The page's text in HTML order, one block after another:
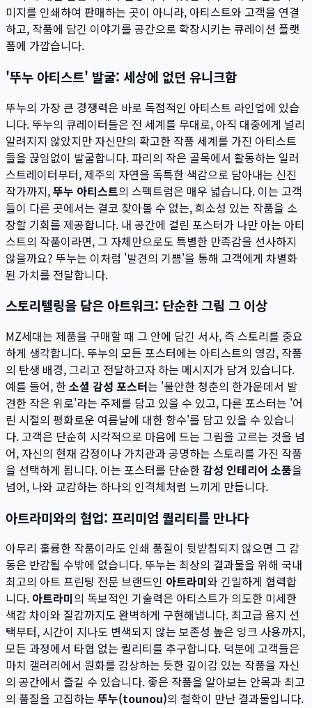
미지를 인쇄하여 판매하는 곳이 아니라, 아티스트와 고객을 연결
하고, 작품에 담긴 이야기를 공간으로 확장시키는 큐레이션 플랫
폼에 가깝습니다.
'뚜누 아티스트' 발굴: 세상에 없던 유니크함
뚜누의 가장 큰 경쟁력은 바로 독점적인 아티스트 라인업에 있습
니다. 뚜누의 큐레이터들은 전 세계를 무대로, 아직 대중에게 널리
알려지지 않았지만 자신만의 확고한 작품 세계를 가진 아티스트
들을 끊임없이 발굴합니다. 파리의 작은 골목에서 활동하는 일러
스트레이터부터, 제주의 자연을 독특한 색감으로 담아내는 신진
작가까지,뚜누 아티스트의 스펙트럼은 매우 넓습니다. 이는 고객
들이 다른 곳에서는 결코 찾아볼 수 없는, 희소성 있는 작품을 소
장할 기회를 제공합니다. 내 공간에 걸린 포스터가 나만 아는 아티
스트의 작품이라면, 그 자체만으로도 특별한 만족감을 선사하지
않을까요? 뚜누는 이처럼 '발견의 기쁨'을 통해 고객에게 차별화
된 가치를 전달합니다.
스토리텔링을 담은 아트워크: 단순한 그림 그 이상
MZ세대는 제품을 구매할 때 그 안에 담긴 서사, 즉 스토리를 중요
하게 생각합니다. 뚜누의 모든 포스터에는 아티스트의 영감, 작품
의 탄생 배경, 그리고 전달하고자 하는 메시지가 담겨 있습니다.
예를 들어, 한소셜 감성 포스터는 '불안한 청춘의 한가운데서 발
견한 작은 위로'라는 주제를 담고 있을 수 있고, 다른 포스터는 '어
린 시절의 평화로운 여름날에 대한 향수'를 담고 있을 수 있습니
다. 고객은 단순히 시각적으로 마음에 드는 그림을 고르는 것을 넘
어, 자신의 현재 감정이나 가치관과 공명하는 스토리를 가진 작품
을 선택하게 됩니다. 이는 포스터를 단순한감성 인테리어 소품을
넘어, 나와 교감하는 하나의 인격체처럼 느끼게 만듭니다.
아트라미와의 협업: 프리미엄 퀄리티를 만나다
아무리 훌륭한 작품이라도 인쇄 품질이 뒷받침되지 않으면 그 감
동은 반감될 수밖에 없습니다. 뚜누는 최상의 결과물을 위해 국내
최고의 아트 프린팅 전문 브랜드인 아트라미와 긴밀하게 협력합
니다. 아트라미의 독보적인 기술력은 아티스트가 의도한 미세한
색감 차이와 질감까지도 완벽하게 구현해냅니다. 최고급 용지 선
택부터, 시간이 지나도 변색되지 않는 보존성 높은 잉크 사용까지,
모든 과정에서 타협 없는 퀄리티를 추구합니다. 덕분에 고객들은
마치 갤러리에서 원화를 감상하는 듯한 깊이감 있는 작품을 자신
의 공간에서 즐길 수 있습니다. 좋은 작품을 알아보는 안목과 최고
의 품질을 고집하는 뚜누(tounou)의 철학이 만난 결과물입니다.